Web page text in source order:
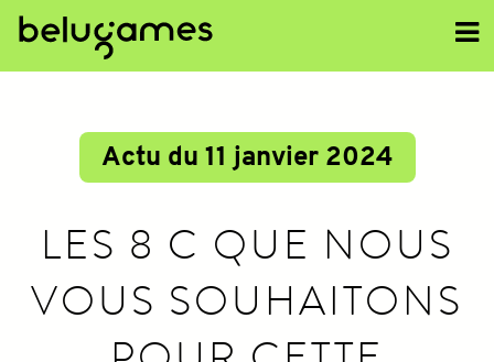
Actu du 11 janvier 2024
LES 8 C QUE NOUS
VOUS SOUHAITONS